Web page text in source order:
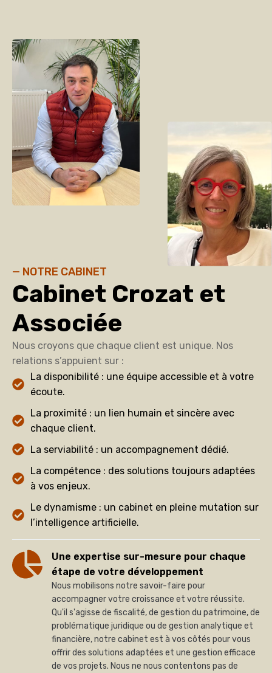
— NOTRE CABINET
Cabinet Crozat et
Associée
Nous croyons que chaque client est unique. Nos
relations s’appuient sur :
La disponibilité : une équipe accessible et à votre
écoute.
La proximité : un lien humain et sincère avec
chaque client.
La serviabilité : un accompagnement dédié.
La compétence : des solutions toujours adaptées
à vos enjeux.
Le dynamisme : un cabinet en pleine mutation sur
l’intelligence artificielle.
Une expertise sur-mesure pour chaque
étape de votre développement
Nous mobilisons notre savoir-faire pour
accompagner votre croissance et votre réussite.
Qu'il s'agisse de fiscalité, de gestion du patrimoine, de
problématique juridique ou de gestion analytique et
financière, notre cabinet est à vos côtés pour vous
offrir des solutions adaptées et une gestion efficace
de vos projets. Nous ne nous contentons pas de